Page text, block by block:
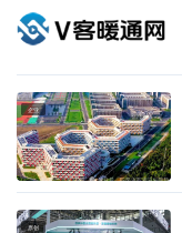
企业
原创